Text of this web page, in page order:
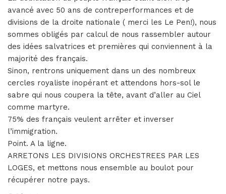
avancé avec 50 ans de contreperformances et de
divisions de la droite nationale ( merci les Le Pen!), nous
sommes obligés par calcul de nous rassembler autour
des idées salvatrices et premières qui conviennent à la
majorité des français.
Sinon, rentrons uniquement dans un des nombreux
cercles royaliste inopérant et attendons hors-sol le
sabre qui nous coupera la tête, avant d’aller au Ciel
comme martyre.
75% des français veulent arrêter et inverser
l’immigration.
Point. A la ligne.
ARRETONS LES DIVISIONS ORCHESTREES PAR LES
LOGES, et mettons nous ensemble au boulot pour
récupérer notre pays.